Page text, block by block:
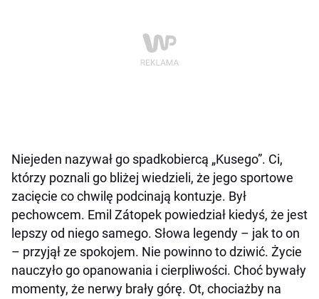
Niejeden nazywał go spadkobiercą „Kusego”. Ci,
którzy poznali go bliżej wiedzieli, że jego sportowe
zacięcie co chwilę podcinają kontuzje. Był
pechowcem. Emil Zátopek powiedział kiedyś, że jest
lepszy od niego samego. Słowa legendy – jak to on
– przyjął ze spokojem. Nie powinno to dziwić. Życie
nauczyło go opanowania i cierpliwości. Choć bywały
momenty, że nerwy brały górę. Ot, chociażby na